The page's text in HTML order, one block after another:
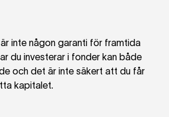
inte någon garanti för framtida
du investerar i fonder kan både
och det är inte säkert att du får
kapitalet.